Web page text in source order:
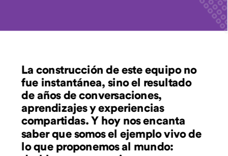
La construcción de este equipo no
fue instantánea, sino el resultado
de años de conversaciones,
aprendizajes y experiencias
compartidas. Y hoy nos encanta
saber que somos el ejemplo vivo de
lo que proponemos al mundo: